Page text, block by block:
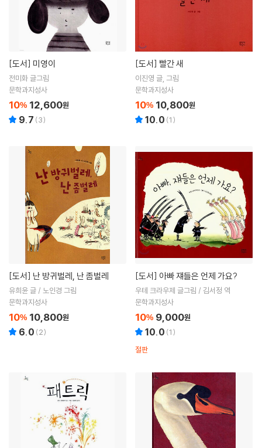
[도서] 미영이
전미화 글그림
문학과지성사
10% 12,600원
9.7 (3)
[도서] 빨간 새
이진영 글, 그림
문학과지성사
10% 10,800원
10.0 (1)
[도서] 난 방귀벌레, 난 좀벌레
유희윤 글 / 노인경 그림
문학과지성사
10% 10,800원
6.0 (2)
[도서] 아빠 쟤들은 언제 가요?
우테 크라우제 글그림 / 김서정 역
문학과지성사
10% 9,000원
10.0 (1)
절판